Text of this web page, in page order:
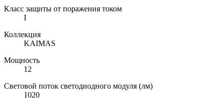
Класс защиты от поражения током
I
Коллекция
KAIMAS
Мощность
12
Световой поток светодиодного модуля (лм)
1020